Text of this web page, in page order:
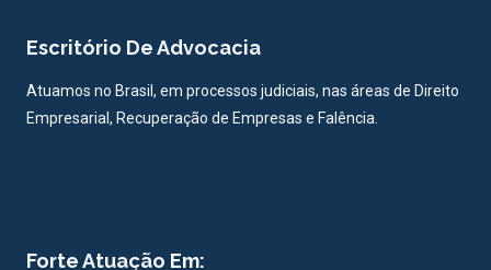
Escritório De Advocacia
Atuamos no Brasil, em processos judiciais, nas áreas de Direito
Empresarial, Recuperação de Empresas e Falência.
Forte Atuação Em: